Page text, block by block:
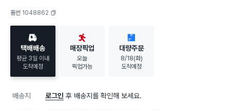
품번 1048862
택배배송
평균 3일 이내
도착예정
매장픽업
오늘
픽업가능
대량주문
8/18(화)
도착예정
배송지 로그인 후 배송지를 확인해 보세요.